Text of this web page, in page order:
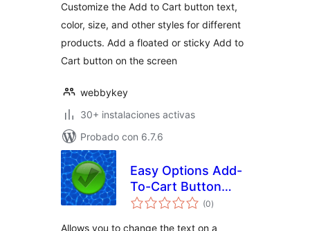
Customize the Add to Cart button text,
color, size, and other styles for different
products. Add a floated or sticky Add to
Cart button on the screen
webbykey
30+ instalaciones activas
Probado con 6.7.6
Easy Options Add-
To-Cart Button
Text per product
(0total
de
)
Allows you to change the text on a